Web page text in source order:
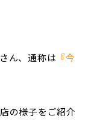
ん、通称は 『今
の様子をご紹介